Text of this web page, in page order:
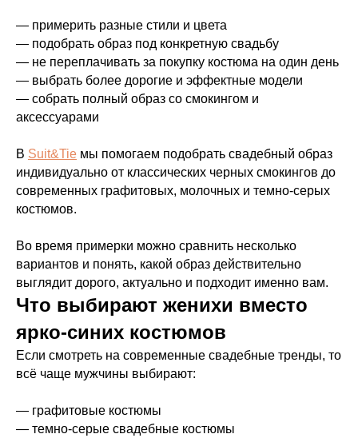
— примерить разные стили и цвета
— подобрать образ под конкретную свадьбу
— не переплачивать за покупку костюма на один день
— выбрать более дорогие и эффектные модели
— собрать полный образ со смокингом и
аксессуарами
В Suit&Tie мы помогаем подобрать свадебный образ
индивидуально от классических черных смокингов до
современных графитовых, молочных и темно-серых
костюмов.
Во время примерки можно сравнить несколько
вариантов и понять, какой образ действительно
выглядит дорого, актуально и подходит именно вам.
Что выбирают женихи вместо
ярко-синих костюмов
Если смотреть на современные свадебные тренды, то
всё чаще мужчины выбирают:
— графитовые костюмы
— темно-серые свадебные костюмы